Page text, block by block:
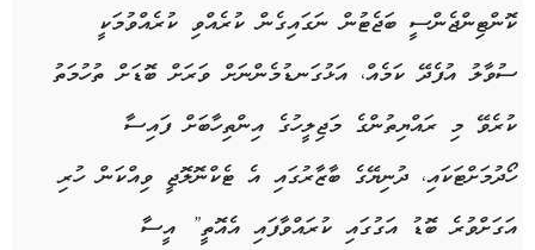
ކޮންޓިންޖެންސީ ބަޖެޓުން ނަގައިގެން ކުރެއްވި ކުރެއްވުމަކީ
ސުވާލު އުފެދޭ ކަމެއް، އަޅުގަނޑުމެންނަށް ވަރަށް ބޮޑަށް ތުހުމަތު
ކުރެވޭ މި ރައްޔިތުންގެ މަޖިލީހުގެ އިންތިހާބަށް ފައިސާ
ހޯދުމަށްޓަކައި، ދުނިޔޭގެ ބާޒާރުގައި އެ ޓެކްނޮލޮޖީ ވިއްކަން ހުރި
އަގަށްވުރެ ބޮޑު އަގުގައި ކުރައްވާފައި އެއޮތީ” އީސާ